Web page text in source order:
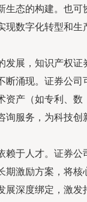
生态的构建。也可
现数字化转型和生
发展，知识产权证
断涌现。证券公司
资产（如专利、数
询服务，为科技创
赖于人才。证券公
期激励方案，将核
展深度绑定，激发